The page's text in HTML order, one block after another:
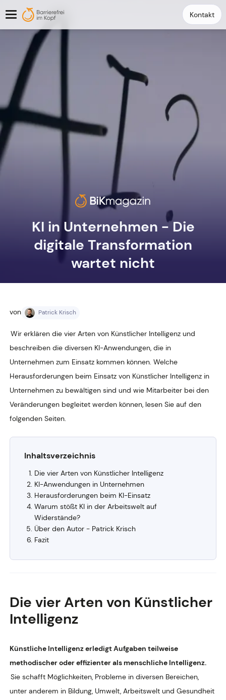
Kontakt
KI in Unternehmen - Die
digitale Transformation
wartet nicht
von Patrick Krisch
Wir erklären die vier Arten von Künstlicher Intelligenz und
beschreiben die diversen KI-Anwendungen, die in
Unternehmen zum Einsatz kommen können. Welche
Herausforderungen beim Einsatz von Künstlicher Intelligenz in
Unternehmen zu bewältigen sind und wie Mitarbeiter bei den
Veränderungen begleitet werden können, lesen Sie auf den
folgenden Seiten.
Inhaltsverzeichnis
Die vier Arten von Künstlicher Intelligenz
KI-Anwendungen in Unternehmen
Herausforderungen beim KI-Einsatz
Warum stößt KI in der Arbeitswelt auf
Widerstände?
Über den Autor - Patrick Krisch
Fazit
Die vier Arten von Künstlicher
Intelligenz
Künstliche Intelligenz erledigt Aufgaben teilweise
methodischer oder effizienter als menschliche Intelligenz.
Sie schafft Möglichkeiten, Probleme in diversen Bereichen,
unter anderem in Bildung, Umwelt, Arbeitswelt und Gesundheit